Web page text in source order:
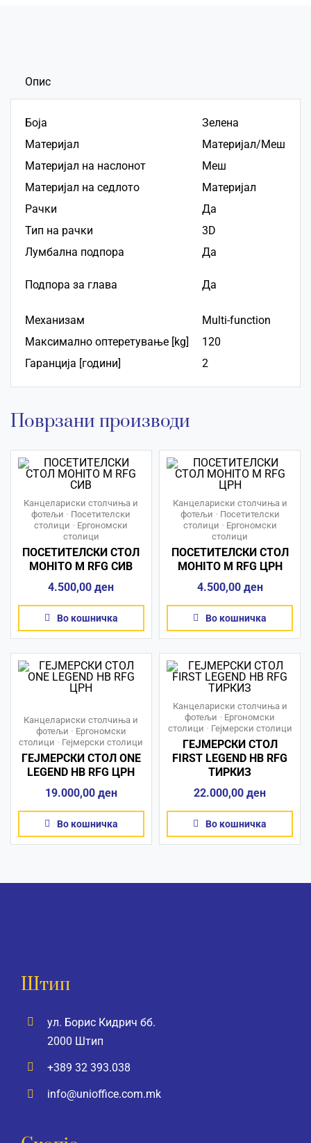
Опис
Боја
Зелена
Материјал
Материјал/Меш
Материјал на наслонот
Меш
Материјал на седлото
Материјал
Рачки
Да
Тип на рачки
3D
Лумбалнa подпора
Подпора за глава
Да
Да
Механизам
Multi-function
Максимално оптеретување [kg]
120
Гаранција [години]
2
Поврзани производи
Канцелариски столчиња и
фотељи • Посетителски
столици • Ергономски
столици
ПОСЕТИТЕЛСКИ СТОЛ
MOHITO М RFG СИВ
4.500,00ден
Во кошничка
Канцелариски столчиња и
фотељи • Посетителски
столици • Ергономски
столици
ПОСЕТИТЕЛСКИ СТОЛ
MOHITO М RFG ЦРН
4.500,00 ден
Во кошничка
Канцелариски столчиња и
фотељи • Ергономски
столици • Гејмерски столици
ГЕЈМЕРСКИ СТОЛ ONE
LEGEND HB RFG ЦРН
19.000,00 ден
Во кошничка
Канцелариски столчиња и
фотељи • Ергономски
столици • Гејмерски столици
ГЕЈМЕРСКИ СТОЛ
FIRST LEGEND HB RFG
ТИРКИЗ
22.000,00 ден
Во кошничка
Штип
ул. Борис Кидрич бб.
2000 Штип
+389 32 393.038
info@unioffice.com.mk